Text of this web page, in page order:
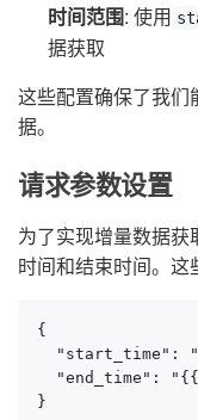
时间范围: 使用
据获取
这些配置确保了我
据。
请求参数设置
为了实现增量数据
时间和结束时间。这
{
"start_time":
"end_time":
}